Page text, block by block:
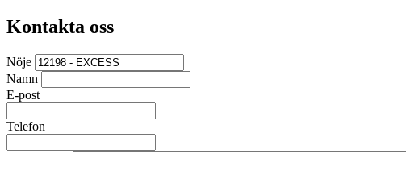
Kontakta oss
Nöje
Namn
E-post
Telefon